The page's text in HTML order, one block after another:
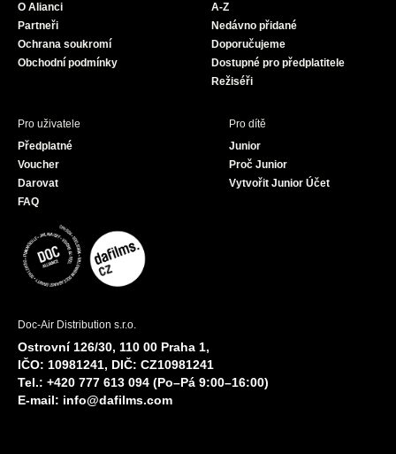
O Alianci
Partneři
Ochrana soukromí
Obchodní podmínky
A-Z
Nedávno přidané
Doporučujeme
Dostupné pro předplatitele
Režiséři
Pro uživatele
Předplatné
Voucher
Darovat
FAQ
Pro dítě
Junior
Proč Junior
Vytvořit Junior Účet
Doc-Air Distribution s.r.o.
Ostrovní 126/30, 110 00 Praha 1,
IČO: 10981241, DIČ: CZ10981241
Tel.: +420 777 613 094 (Po–Pá 9:00–16:00)
E-mail: info@dafilms.com